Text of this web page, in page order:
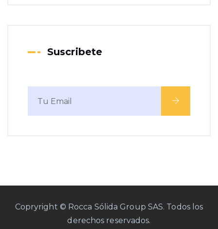
Suscribete
Copryright © Rocca Sólida Group SAS. Todos los
derechos reservados.